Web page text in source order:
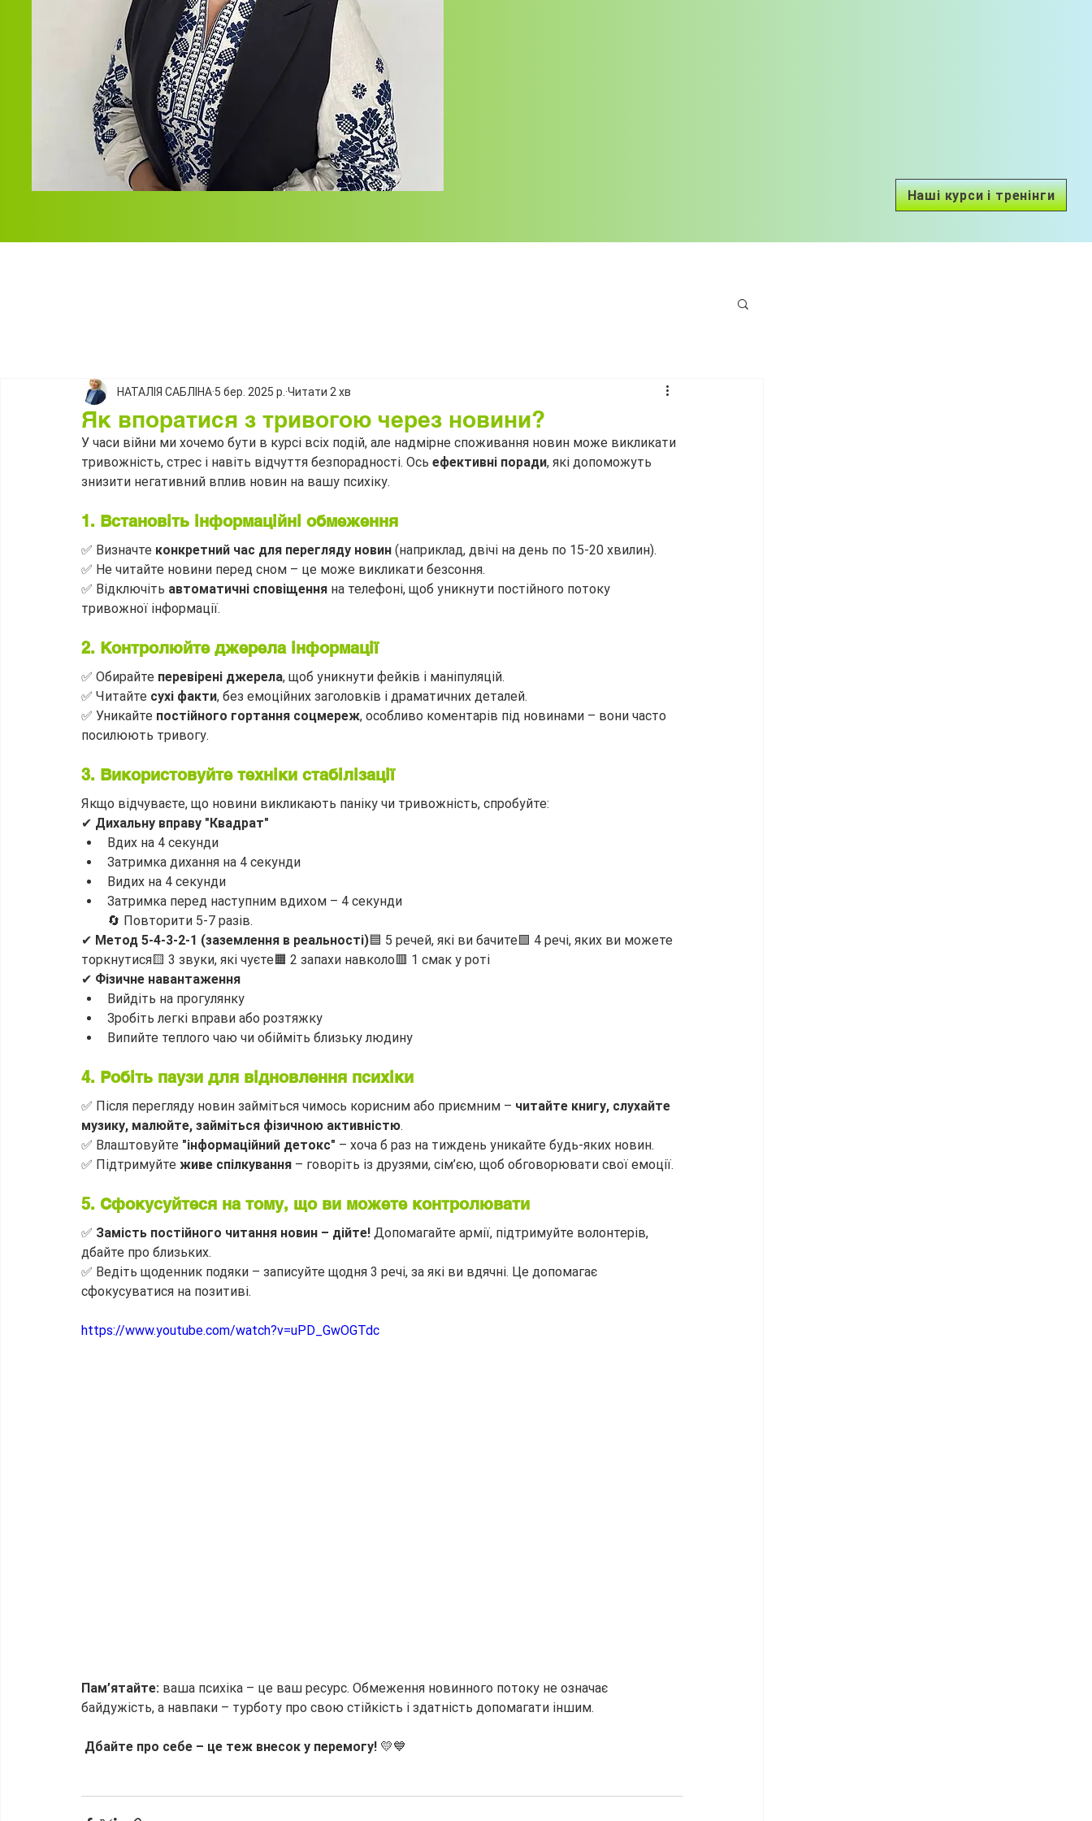
Наші курси і тренінги
Як впоратися з тривогою через новини?
НАТАЛІЯ САБЛІНА 5 бер. 2025 р. Читати 2 хв
У часи війни ми хочемо бути в курсі всіх подій, але надмірне споживання новин може викликати
тривожність, стрес і навіть відчуття безпорадності. Ось ефективні поради, які допоможуть
знизити негативний вплив новин на вашу психіку.
1. Встановіть інформаційні обмеження
✅ Визначте конкретний час для перегляду новин (наприклад, двічі на день по 15-20 хвилин).
✅ Не читайте новини перед сном – це може викликати безсоння.
✅ Відключіть автоматичні сповіщення на телефоні, щоб уникнути постійного потоку
тривожної інформації.
2. Контролюйте джерела інформації
✅ Обирайте перевірені джерела, щоб уникнути фейків і маніпуляцій.
✅ Читайте сухі факти, без емоційних заголовків і драматичних деталей.
✅ Уникайте постійного гортання соцмереж, особливо коментарів під новинами – вони часто
посилюють тривогу.
3. Використовуйте техніки стабілізації
Якщо відчуваєте, що новини викликають паніку чи тривожність, спробуйте:
✔ Дихальну вправу "Квадрат"
Вдих на 4 секунди
Затримка дихання на 4 секунди
Видих на 4 секунди
Затримка перед наступним вдихом – 4 секунди
🔄 Повторити 5-7 разів.
✔ Метод 5-4-3-2-1 (заземлення в реальності)🟦 5 речей, які ви бачите🟩 4 речі, яких ви можете
торкнутися🟨 3 звуки, які чуєте🟧 2 запахи навколо🟥 1 смак у роті
✔ Фізичне навантаження
Вийдіть на прогулянку
Зробіть легкі вправи або розтяжку
Випийте теплого чаю чи обійміть близьку людину
4. Робіть паузи для відновлення психіки
✅ Після перегляду новин займіться чимось корисним або приємним – читайте книгу, слухайте
музику, малюйте, займіться фізичною активністю.
✅ Влаштовуйте "інформаційний детокс" – хоча б раз на тиждень уникайте будь-яких новин.
✅ Підтримуйте живе спілкування – говоріть із друзями, сім’єю, щоб обговорювати свої емоції.
5. Сфокусуйтеся на тому, що ви можете контролювати
✅ Замість постійного читання новин – дійте! Допомагайте армії, підтримуйте волонтерів,
дбайте про близьких.
✅ Ведіть щоденник подяки – записуйте щодня 3 речі, за які ви вдячні. Це допомагає
сфокусуватися на позитиві.
https://www.youtube.com/watch?v=uPD_GwOGTdc
Пам’ятайте: ваша психіка – це ваш ресурс. Обмеження новинного потоку не означає
байдужість, а навпаки – турботу про свою стійкість і здатність допомагати іншим.
Дбайте про себе – це теж внесок у перемогу! 💛💙